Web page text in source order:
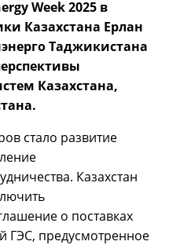
Week 2025 в
Казахстана Ерлан
Таджикистана
Казахстана,
стало развитие
Казахстан
о поставках
ГЭС, предусмотренное